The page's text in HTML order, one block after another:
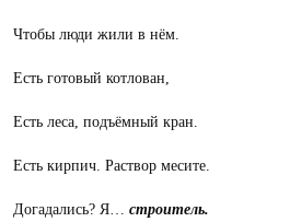
Чтобы люди жили в нём.
Есть готовый котлован,
Есть леса, подъёмный кран.
Есть кирпич. Раствор месите.
Догадались? Я… строитель.